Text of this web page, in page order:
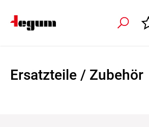
Ersatzteile / Zubehör
schliessen